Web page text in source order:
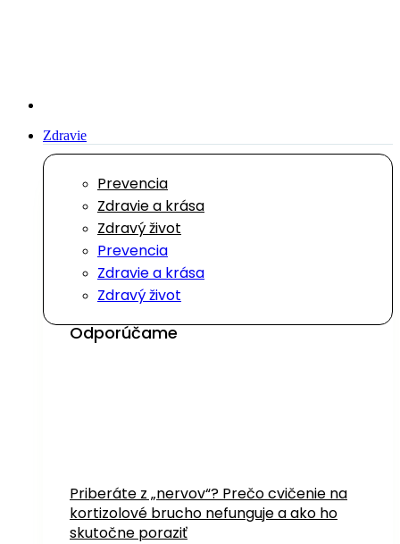
Zdravie
Prevencia
Zdravie a krása
Zdravý život
Prevencia
Zdravie a krása
Zdravý život
Odporúčame
Priberáte z „nervov“? Prečo cvičenie na
kortizolové brucho nefunguje a ako ho
skutočne poraziť